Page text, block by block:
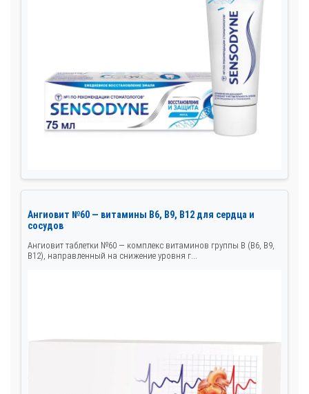
Ангиовит №60 — витамины B6, B9, B12 для сердца и
сосудов
Ангиовит таблетки №60 — комплекс витаминов группы B (B6, B9,
B12), направленный на снижение уровня г...